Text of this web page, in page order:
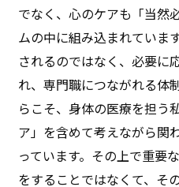
でなく、心のケアも「当然
ムの中に組み込まれていま
されるのではなく、必要に
れ、専門職につながれる体
らこそ、身体の医療を担う
ア」を含めて考えながら関
っています。その上で重要
をすることではなくて、そ